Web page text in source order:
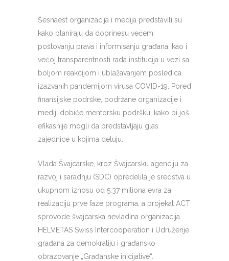
Šesnaest organizacija i medija predstavili su
kako planiraju da doprinesu većem
poštovanju prava i informisanju građana, kao i
većoj transparentnosti rada institucija u vezi sa
boljom reakcijom i ublažavanjem posledica
izazvanih pandemijom virusa COVID-19. Pored
finansijske podrške, podržane organizacije i
mediji dobiće mentorsku podršku, kako bi još
efikasnije mogli da predstavljaju glas
zajednice u kojima deluju.
Vlada Švajcarske, kroz Švajcarsku agenciju za
razvoj i saradnju (SDC) opredelila je sredstva u
ukupnom iznosu od 5.37 miliona evra za
realizaciju prve faze programa, a projekat ACT
sprovode švajcarska nevladina organizacija
HELVETAS Swiss Intercooperation i Udruženje
građana za demokratiju i građansko
obrazovanje „Građanske inicijative“.